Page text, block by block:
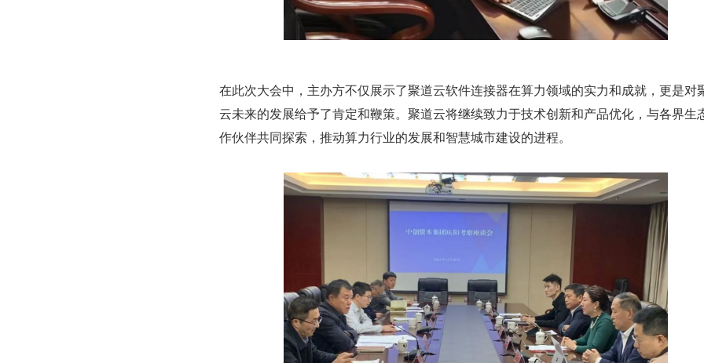
在此次大会中，主办方不仅展示了聚道云软件连接器在算力领域的实力和成就，更是对
云未来的发展给予了肯定和鞭策。聚道云将继续致力于技术创新和产品优化，与各界生
作伙伴共同探索，推动算力行业的发展和智慧城市建设的进程。